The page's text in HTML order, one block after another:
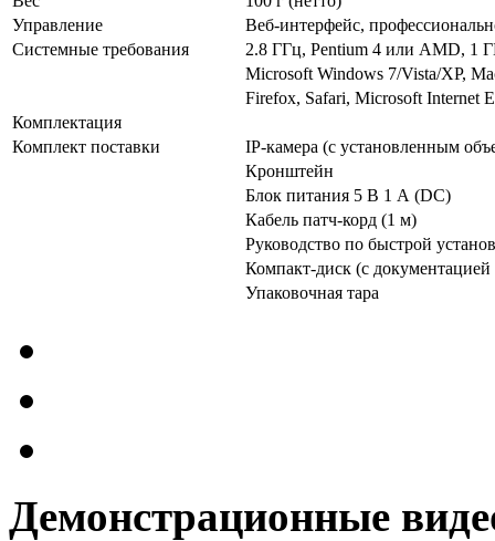
Управление
Веб-интерфейс,
Системные требования
2.8 ГГц, Pentium 4 или AMD, 1
Microsoft Windows 7/Vista/XP,
Firefox, Safari, Microsoft Internet
Комплектация
Комплект поставки
IP-камера (с установленным
Кронштейн
Блок питания 5 В 1 А (DC)
Кабель патч-корд (1 м)
Руководство по быстрой
Компакт-диск (с
Упаковочная тара
Демонстрационные